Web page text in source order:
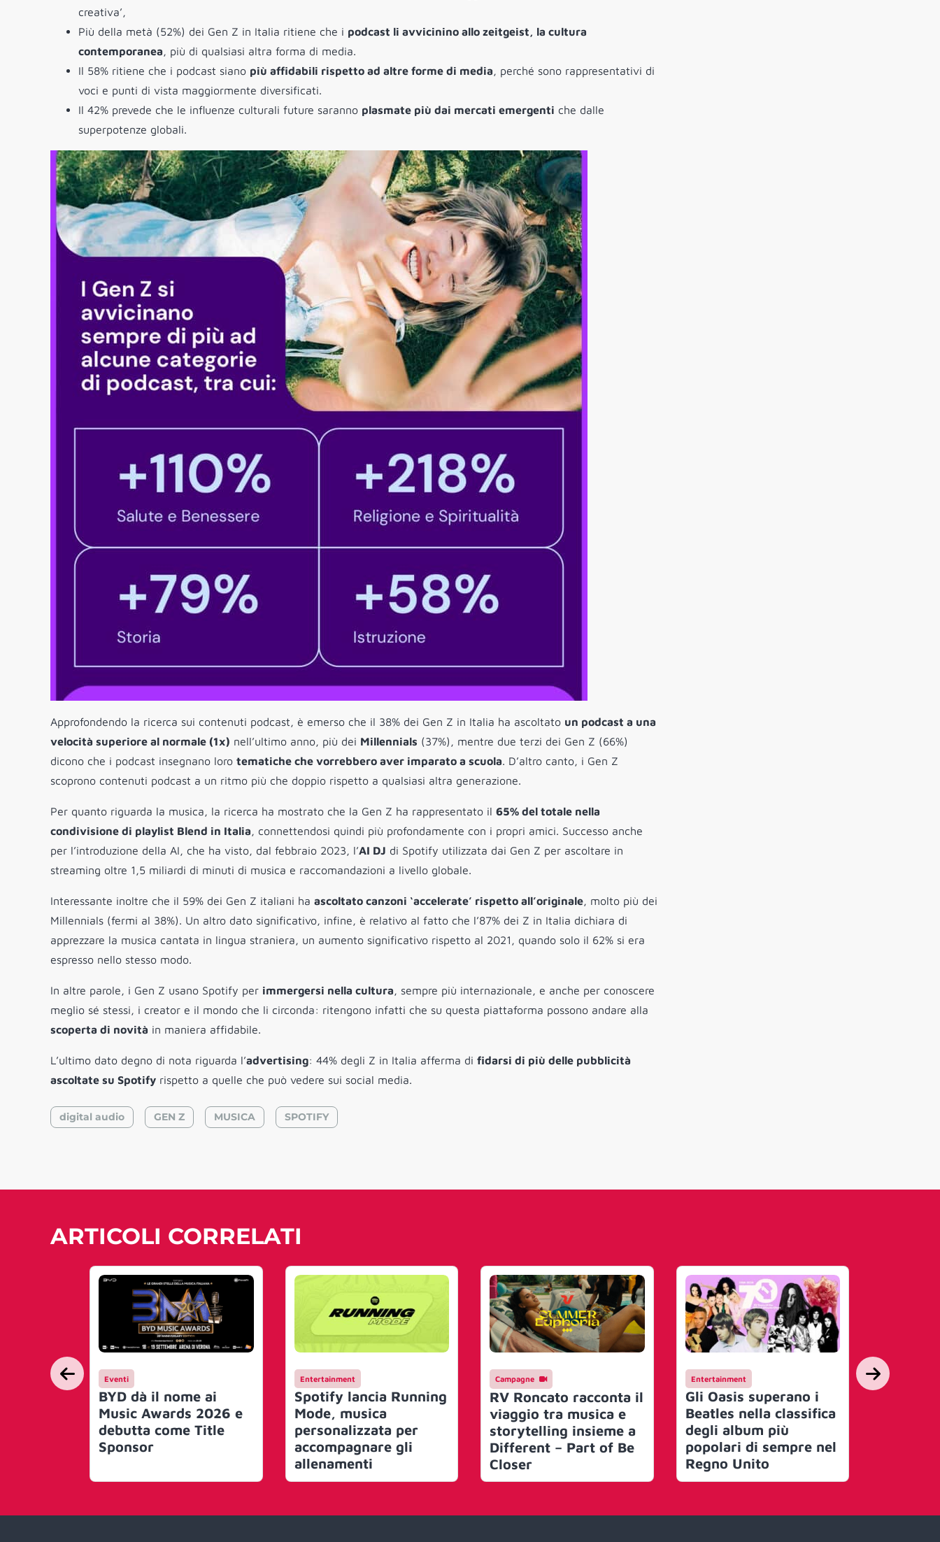
creativa’,
Più della metà (52%) dei Gen Z in Italia ritiene che i podcast li avvicinino allo zeitgeist, la cultura
contemporanea, più di qualsiasi altra forma di media.
Il 58% ritiene che i podcast siano più affidabili rispetto ad altre forme di media, perché sono rappresentativi di
voci e punti di vista maggiormente diversificati.
Il 42% prevede che le influenze culturali future saranno plasmate più dai mercati emergenti che dalle
superpotenze globali.
Approfondendo la ricerca sui contenuti podcast, è emerso che il 38% dei Gen Z in Italia ha ascoltato un podcast a una
velocità superiore al normale (1x) nell’ultimo anno, più dei Millennials (37%), mentre due terzi dei Gen Z (66%)
dicono che i podcast insegnano loro tematiche che vorrebbero aver imparato a scuola. D’altro canto, i Gen Z
scoprono contenuti podcast a un ritmo più che doppio rispetto a qualsiasi altra generazione.
Per quanto riguarda la musica, la ricerca ha mostrato che la Gen Z ha rappresentato il 65% del totale nella
condivisione di playlist Blend in Italia, connettendosi quindi più profondamente con i propri amici. Successo anche
per l’introduzione della AI, che ha visto, dal febbraio 2023, l’AI DJ di Spotify utilizzata dai Gen Z per ascoltare in
streaming oltre 1,5 miliardi di minuti di musica e raccomandazioni a livello globale.
Interessante inoltre che il 59% dei Gen Z italiani ha ascoltato canzoni ‘accelerate’ rispetto all’originale, molto più dei
Millennials (fermi al 38%). Un altro dato significativo, infine, è relativo al fatto che l’87% dei Z in Italia dichiara di
apprezzare la musica cantata in lingua straniera, un aumento significativo rispetto al 2021, quando solo il 62% si era
espresso nello stesso modo.
In altre parole, i Gen Z usano Spotify per immergersi nella cultura, sempre più internazionale, e anche per conoscere
meglio sé stessi, i creator e il mondo che li circonda: ritengono infatti che su questa piattaforma possono andare alla
scoperta di novità in maniera affidabile.
L’ultimo dato degno di nota riguarda l’advertising: 44% degli Z in Italia afferma di fidarsi di più delle pubblicità
ascoltate su Spotify rispetto a quelle che può vedere sui social media.
digital audio GEN Z MUSICA SPOTIFY
ARTICOLI CORRELATI
Eventi
BYD dà il nome ai
Music Awards 2026 e
debutta come Title
Sponsor
Entertainment
Spotify lancia Running
Mode, musica
personalizzata per
accompagnare gli
allenamenti
Campagne
RV Roncato racconta il
viaggio tra musica e
storytelling insieme a
Different – Part of Be
Closer
Entertainment
Gli Oasis superano i
Beatles nella classifica
degli album più
popolari di sempre nel
Regno Unito
Eventi